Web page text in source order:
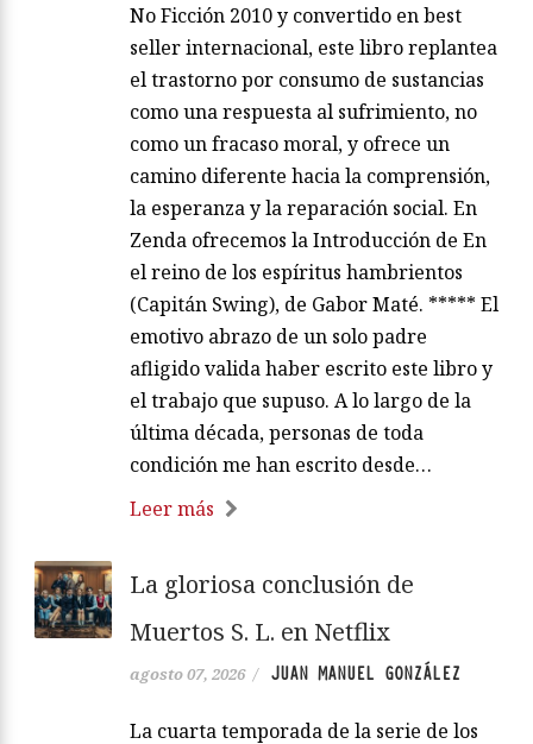
No Ficción 2010 y convertido en best
seller internacional, este libro replantea
el trastorno por consumo de sustancias
como una respuesta al sufrimiento, no
como un fracaso moral, y ofrece un
camino diferente hacia la comprensión,
la esperanza y la reparación social. En
Zenda ofrecemos la Introducción de En
el reino de los espíritus hambrientos
(Capitán Swing), de Gabor Maté. ***** El
emotivo abrazo de un solo padre
afligido valida haber escrito este libro y
el trabajo que supuso. A lo largo de la
última década, personas de toda
condición me han escrito desde…
Leer más
La gloriosa conclusión de
Muertos S. L. en Netflix
agosto 07, 2026 / JUAN MANUEL GONZÁLEZ
La cuarta temporada de la serie de los